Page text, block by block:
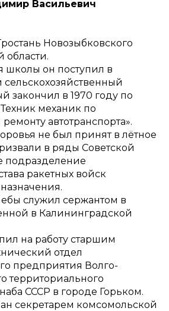
Васильевич
Новозыбковского
области.
школы он поступил в
закончил в 1970 году по
механик по
автотранспорта».
не был принят в лётное
в ряды Советской
подразделение
ракетных войск
служил сержантом в
в Калининградской
на работу старшим
отдел
предприятия Волго-
территориального
СССР в городе Горьком.
секретарем комсомольской